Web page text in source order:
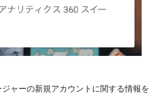
ャーの新規アカウントに関する情報を